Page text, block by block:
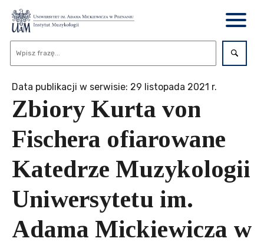
Data publikacji w serwisie: 29 listopada 2021 r.
Zbiory Kurta von
Fischera ofiarowane
Katedrze Muzykologii
Uniwersytetu im.
Adama Mickiewicza w